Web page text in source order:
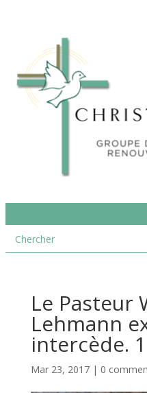
Le Pasteur
Lehmann
intercède.
Mar 23, 2017| 0